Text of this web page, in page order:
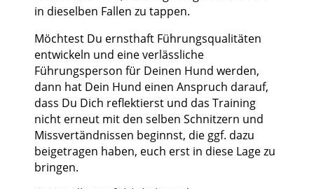
in dieselben Fallen zu tappen.
Möchtest Du ernsthaft Führungsqualitäten
entwickeln und eine verlässliche
Führungsperson für Deinen Hund werden,
dann hat Dein Hund einen Anspruch darauf,
dass Du Dich reflektierst und das Training
nicht erneut mit den selben Schnitzern und
Missvertändnissen beginnst, die ggf. dazu
beigetragen haben, euch erst in diese Lage zu
bringen.